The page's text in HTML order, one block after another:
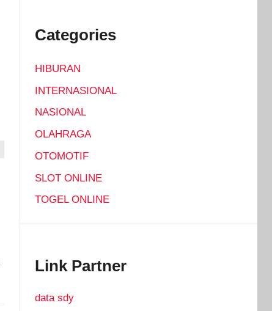
Categories
HIBURAN
INTERNASIONAL
NASIONAL
OLAHRAGA
OTOMOTIF
SLOT ONLINE
TOGEL ONLINE
Link Partner
data sdy